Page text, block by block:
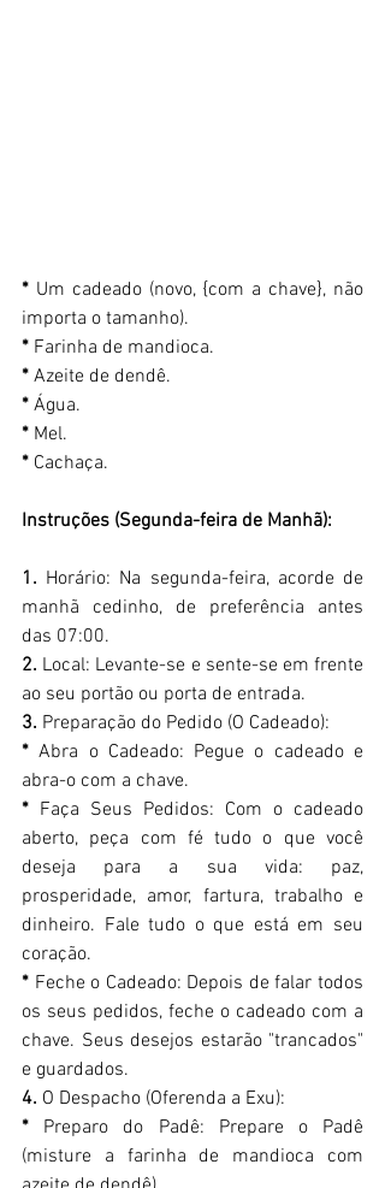
* Um cadeado (novo, {com a chave}, não
importa o tamanho).
* Farinha de mandioca.
* Azeite de dendê.
* Água.
* Mel.
* Cachaça.
Instruções (Segunda-feira de Manhã):
1. Horário: Na segunda-feira, acorde de
manhã cedinho, de preferência antes
das 07:00.
2. Local: Levante-se e sente-se em frente
ao seu portão ou porta de entrada.
3. Preparação do Pedido (O Cadeado):
* Abra o Cadeado: Pegue o cadeado e
abra-o com a chave.
* Faça Seus Pedidos: Com o cadeado
aberto, peça com fé tudo o que você
deseja para a sua vida: paz,
prosperidade, amor, fartura, trabalho e
dinheiro. Fale tudo o que está em seu
coração.
* Feche o Cadeado: Depois de falar todos
os seus pedidos, feche o cadeado com a
chave. Seus desejos estarão "trancados"
e guardados.
4. O Despacho (Oferenda a Exu):
* Preparo do Padê: Prepare o Padê
(misture a farinha de mandioca com